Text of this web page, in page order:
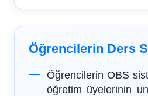
Öğrencilerin Ders
Öğrencilerin OBS
öğretim üyelerinin